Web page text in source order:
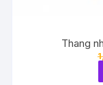
Thang